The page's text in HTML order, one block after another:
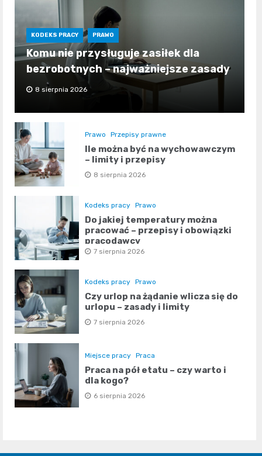
KODEKS PRACY PRAWO
Komu nie przysługuje zasiłek dla
bezrobotnych – najważniejsze zasady
8 sierpnia 2026
Prawo Przepisy prawne
Ile można być na wychowawczym
– limity i przepisy
8 sierpnia 2026
Kodeks pracy Prawo
Do jakiej temperatury można
pracować – przepisy i obowiązki
pracodawcy
7 sierpnia 2026
Kodeks pracy Prawo
Czy urlop na żądanie wlicza się do
urlopu – zasady i limity
7 sierpnia 2026
Miejsce pracy Praca
Praca na pół etatu – czy warto i
dla kogo?
6 sierpnia 2026